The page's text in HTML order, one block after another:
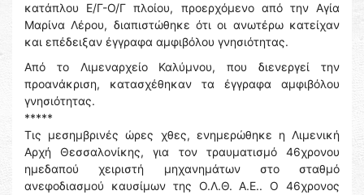
κατάπλου Ε/Γ-Ο/Γ πλοίου, προερχόμενο από την Αγία
Μαρίνα Λέρου, διαπιστώθηκε ότι οι ανωτέρω κατείχαν
και επέδειξαν έγγραφα αμφιβόλου γνησιότητας.
Από το Λιμεναρχείο Καλύμνου, που διενεργεί την
προανάκριση, κατασχέθηκαν τα έγγραφα αμφιβόλου
γνησιότητας.
*****
Τις μεσημβρινές ώρες χθες, ενημερώθηκε η Λιμενική
Αρχή Θεσσαλονίκης, για τον τραυματισμό 46χρονου
ημεδαπού χειριστή μηχανημάτων στο σταθμό
ανεφοδιασμού καυσίμων της Ο.Λ.Θ. Α.Ε.. Ο 46χρονος